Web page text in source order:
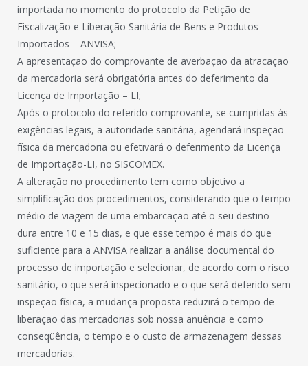
importada no momento do protocolo da Petição de
Fiscalização e Liberação Sanitária de Bens e Produtos
Importados – ANVISA;
A apresentação do comprovante de averbação da atracação
da mercadoria será obrigatória antes do deferimento da
Licença de Importação – LI;
Após o protocolo do referido comprovante, se cumpridas às
exigências legais, a autoridade sanitária, agendará inspeção
física da mercadoria ou efetivará o deferimento da Licença
de Importação-LI, no SISCOMEX.
A alteração no procedimento tem como objetivo a
simplificação dos procedimentos, considerando que o tempo
médio de viagem de uma embarcação até o seu destino
dura entre 10 e 15 dias, e que esse tempo é mais do que
suficiente para a ANVISA realizar a análise documental do
processo de importação e selecionar, de acordo com o risco
sanitário, o que será inspecionado e o que será deferido sem
inspeção física, a mudança proposta reduzirá o tempo de
liberação das mercadorias sob nossa anuência e como
conseqüência, o tempo e o custo de armazenagem dessas
mercadorias.